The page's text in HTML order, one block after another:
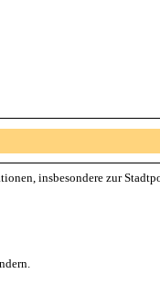
insbesondere zur